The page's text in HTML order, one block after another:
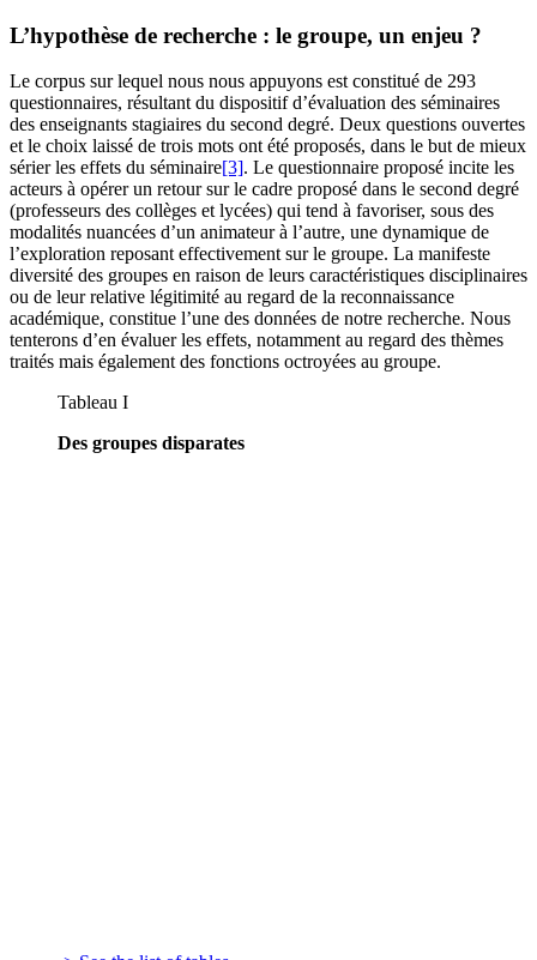
L’hypothèse de recherche : le groupe, un enjeu ?
Le corpus sur lequel nous nous appuyons est constitué de 293
questionnaires, résultant du dispositif d’évaluation des séminaires
des enseignants stagiaires du second degré. Deux questions ouvertes
et le choix laissé de trois mots ont été proposés, dans le but de mieux
sérier les effets du séminaire[3]. Le questionnaire proposé incite les
acteurs à opérer un retour sur le cadre proposé dans le second degré
(professeurs des collèges et lycées) qui tend à favoriser, sous des
modalités nuancées d’un animateur à l’autre, une dynamique de
l’exploration reposant effectivement sur le groupe. La manifeste
diversité des groupes en raison de leurs caractéristiques disciplinaires
ou de leur relative légitimité au regard de la reconnaissance
académique, constitue l’une des données de notre recherche. Nous
tenterons d’en évaluer les effets, notamment au regard des thèmes
traités mais également des fonctions octroyées au groupe.
Tableau I
Des groupes disparates